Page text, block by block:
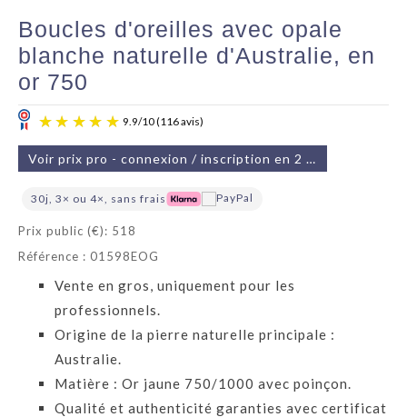
Boucles d'oreilles avec opale
blanche naturelle d'Australie, en
or 750
Voir prix pro - connexion / inscription en 2 min
30j, 3× ou 4×, sans frais
Prix public (€): 518
Référence : 01598EOG
Vente en gros, uniquement pour les
professionnels.
Origine de la pierre naturelle principale :
Australie.
Matière : Or jaune 750/1000 avec poinçon.
Qualité et authenticité garanties avec certificat